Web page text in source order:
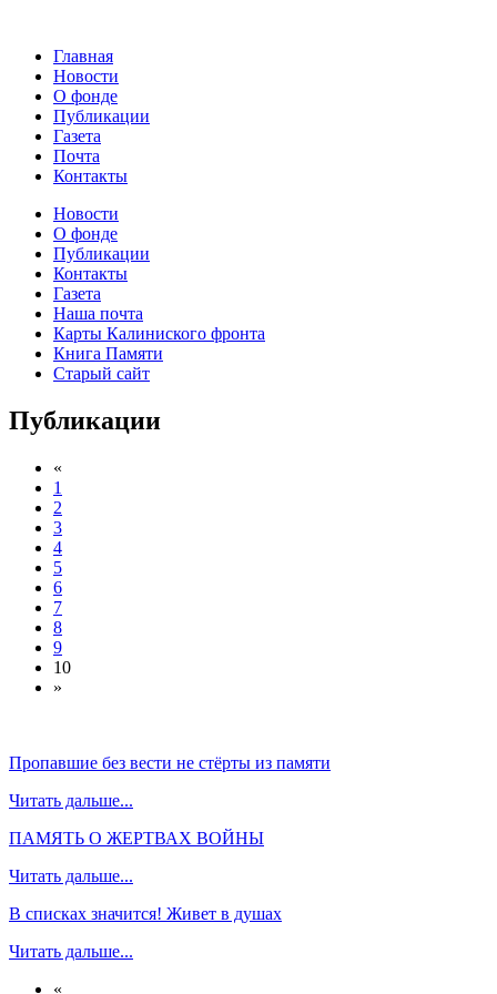
Главная
Новости
О фонде
Публикации
Газета
Почта
Контакты
Новости
О фонде
Публикации
Контакты
Газета
Наша почта
Карты Калиниского фронта
Книга Памяти
Старый сайт
Публикации
«
1
2
3
4
5
6
7
8
9
10
»
Пропавшие без вести не стёрты из памяти
Читать дальше...
ПАМЯТЬ О ЖЕРТВАХ ВОЙНЫ
Читать дальше...
В списках значится! Живет в душах
Читать дальше...
«